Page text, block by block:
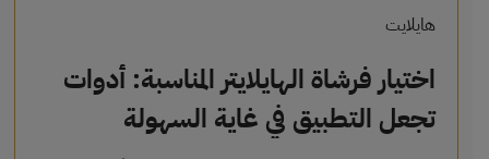
هايلايت
اختيار فرشاة الهايلايتر المناسبة: أدوات
تجعل التطبيق في غاية السهولة